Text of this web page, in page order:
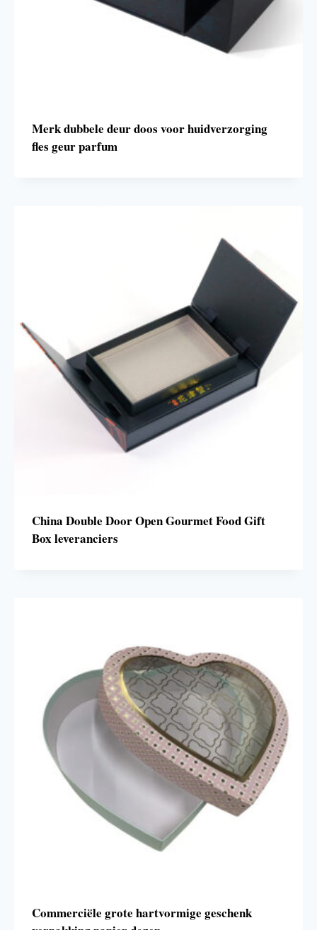
Merk dubbele deur doos voor huidverzorging
fles geur parfum
China Double Door Open Gourmet Food Gift
Box leveranciers
Commerciële grote hartvormige geschenk